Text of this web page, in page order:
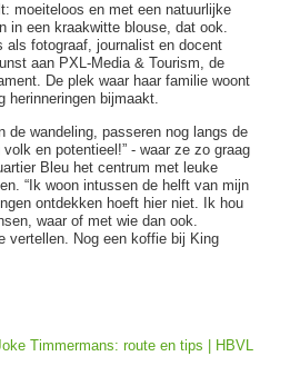
moeiteloos en met een natuurlijke
in een kraakwitte blouse, dat ook.
als fotograaf, journalist en docent
aan PXL-Media & Tourism, de
De plek waar haar familie woont
herinneringen bijmaakt.
de wandeling, passeren nog langs de
en potentieel!” - waar ze zo graag
Bleu het centrum met leuke
“Ik woon intussen de helft van mijn
ontdekken hoeft hier niet. Ik hou
waar of met wie dan ook.
vertellen. Nog een koffie bij King
Timmermans: route en tips | HBVL